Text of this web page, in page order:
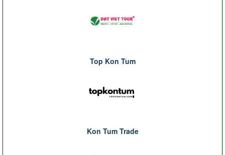
Top Kon Tum
Kon Tum Trade